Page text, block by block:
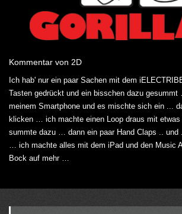
Kommentar von 2D
Ich hab' nur ein paar Sachen mit dem
Tasten gedrückt und ein bisschen dazu
meinem Smartphone und es mischte sich ein ...
klicken … ich machte einen Loop draus mit
summte dazu … dann ein paar Hand Claps ..
… ich machte alles mit dem iPad und den Music
Bock auf mehr …